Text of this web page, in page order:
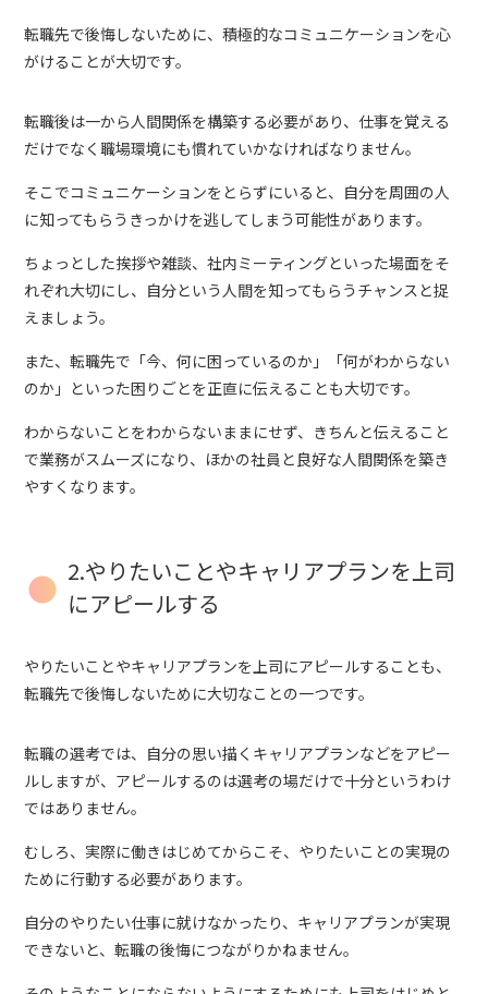
転職先で後悔しないために、積極的なコミュニケーションを心
がけることが大切です。
転職後は一から人間関係を構築する必要があり、仕事を覚える
だけでなく職場環境にも慣れていかなければなりません。
そこでコミュニケーションをとらずにいると、自分を周囲の人
に知ってもらうきっかけを逃してしまう可能性があります。
ちょっとした挨拶や雑談、社内ミーティングといった場面をそ
れぞれ大切にし、自分という人間を知ってもらうチャンスと捉
えましょう。
また、転職先で「今、何に困っているのか」「何がわからない
のか」といった困りごとを正直に伝えることも大切です。
わからないことをわからないままにせず、きちんと伝えること
で業務がスムーズになり、ほかの社員と良好な人間関係を築き
やすくなります。
2.やりたいことやキャリアプランを上司
にアピールする
やりたいことやキャリアプランを上司にアピールすることも、
転職先で後悔しないために大切なことの一つです。
転職の選考では、自分の思い描くキャリアプランなどをアピー
ルしますが、アピールするのは選考の場だけで十分というわけ
ではありません。
むしろ、実際に働きはじめてからこそ、やりたいことの実現の
ために行動する必要があります。
自分のやりたい仕事に就けなかったり、キャリアプランが実現
できないと、転職の後悔につながりかねません。